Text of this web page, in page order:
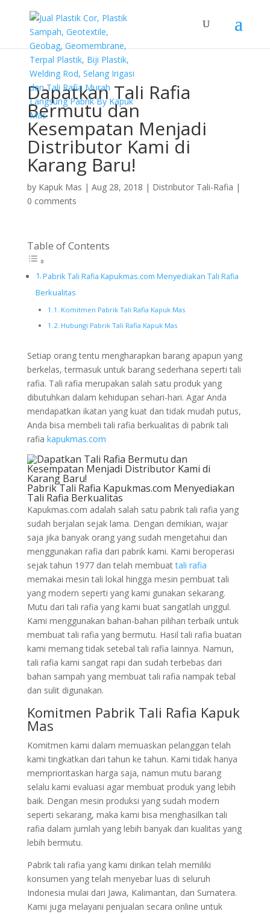
Dapatkan Tali Rafia
Bermutu dan
Kesempatan Menjadi
Distributor Kami di
Karang Baru!
by Kapuk Mas | Aug 28, 2018 | Distributor Tali-Rafia |
0 comments
Table of Contents
Pabrik Tali Rafia Kapukmas.com Menyediakan Tali Rafia
Berkualitas
Komitmen Pabrik Tali Rafia Kapuk Mas
Hubungi Pabrik Tali Rafia Kapuk Mas
Setiap orang tentu mengharapkan barang apapun yang
berkelas, termasuk untuk barang sederhana seperti tali
rafia. Tali rafia merupakan salah satu produk yang
dibutuhkan dalam kehidupan sehari-hari. Agar Anda
mendapatkan ikatan yang kuat dan tidak mudah putus,
Anda bisa membeli tali rafia berkualitas di pabrik tali
rafia kapukmas.com
Pabrik Tali Rafia Kapukmas.com Menyediakan
Tali Rafia Berkualitas
Kapukmas.com adalah salah satu pabrik tali rafia yang
sudah berjalan sejak lama. Dengan demikian, wajar
saja jika banyak orang yang sudah mengetahui dan
menggunakan rafia dari pabrik kami. Kami beroperasi
sejak tahun 1977 dan telah membuattali rafia
memakai mesin tali lokal hingga mesin pembuat tali
yang modern seperti yang kami gunakan sekarang.
Mutu dari tali rafia yang kami buat sangatlah unggul.
Kami menggunakan bahan-bahan pilihan terbaik untuk
membuat tali rafia yang bermutu. Hasil tali rafia buatan
kami memang tidak setebal tali rafia lainnya. Namun,
tali rafia kami sangat rapi dan sudah terbebas dari
bahan sampah yang membuat tali rafia nampak tebal
dan sulit digunakan.
Komitmen Pabrik Tali Rafia Kapuk
Mas
Komitmen kami dalam memuaskan pelanggan telah
kami tingkatkan dari tahun ke tahun. Kami tidak hanya
memprioritaskan harga saja, namun mutu barang
selalu kami evaluasi agar membuat produk yang lebih
baik. Dengan mesin produksi yang sudah modern
seperti sekarang, maka kami bisa menghasilkan tali
rafia dalam jumlah yang lebih banyak dan kualitas yang
lebih bermutu.
Pabrik tali rafia yang kami dirikan telah memiliki
konsumen yang telah menyebar luas di seluruh
Indonesia mulai dari Jawa, Kalimantan, dan Sumatera.
Kami juga melayani penjualan secara online untuk